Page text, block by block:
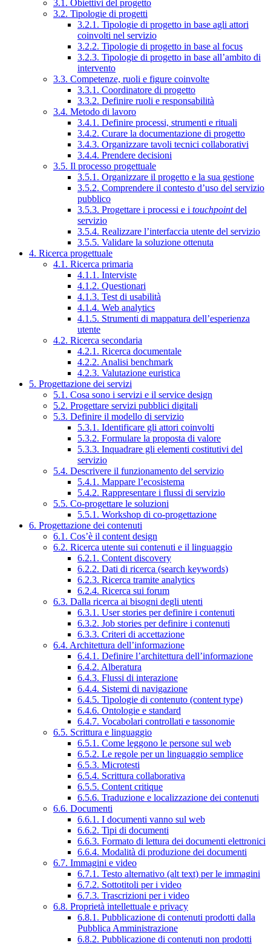
3.1. Obiettivi del progetto
3.2. Tipologie di progetti
3.2.1. Tipologie di progetto in base agli attori
coinvolti nel servizio
3.2.2. Tipologie di progetto in base al focus
3.2.3. Tipologie di progetto in base all’ambito di
intervento
3.3. Competenze, ruoli e figure coinvolte
3.3.1. Coordinatore di progetto
3.3.2. Definire ruoli e responsabilità
3.4. Metodo di lavoro
3.4.1. Definire processi, strumenti e rituali
3.4.2. Curare la documentazione di progetto
3.4.3. Organizzare tavoli tecnici collaborativi
3.4.4. Prendere decisioni
3.5. Il processo progettuale
3.5.1. Organizzare il progetto e la sua gestione
3.5.2. Comprendere il contesto d’uso del servizio
pubblico
3.5.3. Progettare i processi e i touchpointdel
servizio
3.5.4. Realizzare l’interfaccia utente del servizio
3.5.5. Validare la soluzione ottenuta
4. Ricerca progettuale
4.1. Ricerca primaria
4.1.1. Interviste
4.1.2. Questionari
4.1.3. Test di usabilità
4.1.4. Web analytics
4.1.5. Strumenti di mappatura dell’esperienza
utente
4.2. Ricerca secondaria
4.2.1. Ricerca documentale
4.2.2. Analisi benchmark
4.2.3. Valutazione euristica
5. Progettazione dei servizi
5.1. Cosa sono i servizi e il service design
5.2. Progettare servizi pubblici digitali
5.3. Definire il modello di servizio
5.3.1. Identificare gli attori coinvolti
5.3.2. Formulare la proposta di valore
5.3.3. Inquadrare gli elementi costitutivi del
servizio
5.4. Descrivere il funzionamento del servizio
5.4.1. Mappare l’ecosistema
5.4.2. Rappresentare i flussi di servizio
5.5. Co-progettare le soluzioni
5.5.1. Workshop di co-progettazione
6. Progettazione dei contenuti
6.1. Cos’è il content design
6.2. Ricerca utente sui contenuti e il linguaggio
6.2.1. Content discovery
6.2.2. Dati di ricerca (search keywords)
6.2.3. Ricerca tramite analytics
6.2.4. Ricerca sui forum
6.3. Dalla ricerca ai bisogni degli utenti
6.3.1. User stories per definire i contenuti
6.3.2. Job stories per definire i contenuti
6.3.3. Criteri di accettazione
6.4. Architettura dell’informazione
6.4.1. Definire l’architettura dell’informazione
6.4.2. Alberatura
6.4.3. Flussi di interazione
6.4.4. Sistemi di navigazione
6.4.5. Tipologie di contenuto (content type)
6.4.6. Ontologie e standard
6.4.7. Vocabolari controllati e tassonomie
6.5. Scrittura e linguaggio
6.5.1. Come leggono le persone sul web
6.5.2. Le regole per un linguaggio semplice
6.5.3. Microtesti
6.5.4. Scrittura collaborativa
6.5.5. Content critique
6.5.6. Traduzione e localizzazione dei contenuti
6.6. Documenti
6.6.1. I documenti vanno sul web
6.6.2. Tipi di documenti
6.6.3. Formato di lettura dei documenti elettronici
6.6.4. Modalità di produzione dei documenti
6.7. Immagini e video
6.7.1. Testo alternativo (alt text) per le immagini
6.7.2. Sottotitoli per i video
6.7.3. Trascrizioni per i video
6.8. Proprietà intellettuale e privacy
6.8.1. Pubblicazione di contenuti prodotti dalla
Pubblica Amministrazione
6.8.2. Pubblicazione di contenuti non prodotti